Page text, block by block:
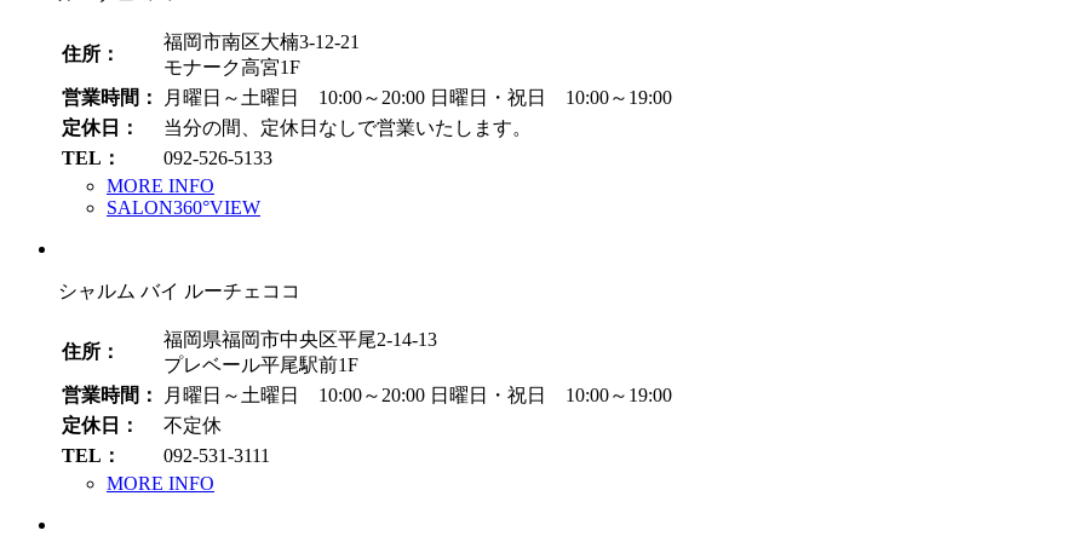
住所：
福岡市南区大楠3-12-21
モナーク高宮1F
営業時間：
月曜日～土曜日 10:00～20:00 日曜日・祝日 10:00～19:00
定休日：
当分の間、定休日なしで営業いたします。
TEL：
092-526-5133
MORE INFO
SALON360°VIEW
シャルム バイ ルーチェココ
住所：
福岡県福岡市中央区平尾2-14-13
プレベール平尾駅前1F
営業時間：
月曜日～土曜日 10:00～20:00 日曜日・祝日 10:00～19:00
定休日：
不定休
TEL：
092-531-3111
MORE INFO